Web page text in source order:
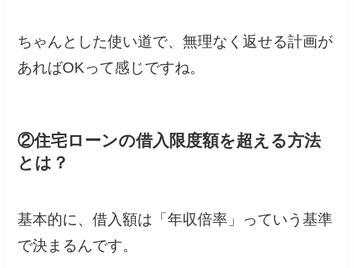
ちゃんとした使い道で、無理なく返せる計画が
あればOKって感じですね。
②住宅ローンの借入限度額を超える方法
とは？
基本的に、借入額は「年収倍率」っていう基準
で決まるんです。